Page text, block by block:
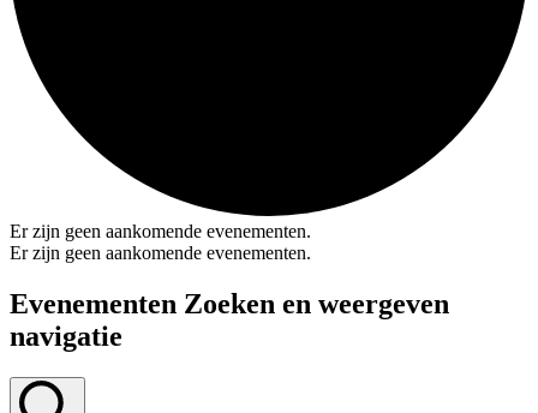
Er zijn geen aankomende evenementen.
Er zijn geen aankomende evenementen.
Evenementen Zoeken en weergeven
navigatie